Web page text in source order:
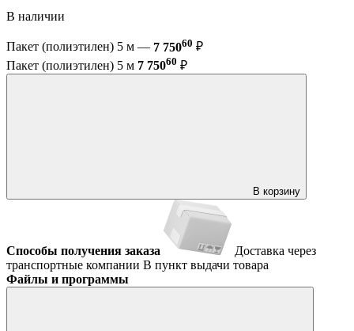
В наличии
Пакет (полиэтилен) 5 м — 7 75060 ₽
Пакет (полиэтилен) 5 м 7 75060 ₽
В корзину
Способы получения заказа
Доставка через
транспортные компании В пункт выдачи товара
Файлы и программы